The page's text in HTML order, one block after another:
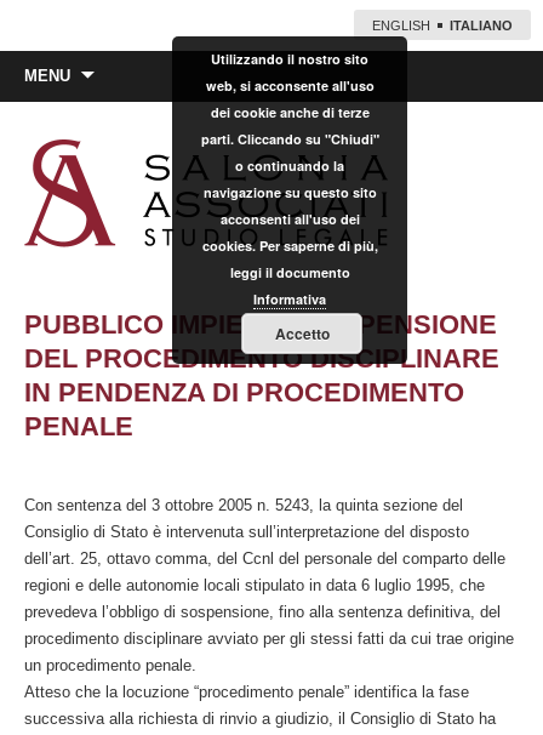
ENGLISH ITALIANO
MENU
PUBBLICO IMPIEGO: SOSPENSIONE
DEL PROCEDIMENTO DISCIPLINARE
IN PENDENZA DI PROCEDIMENTO
PENALE
Con sentenza del 3 ottobre 2005 n. 5243, la quinta sezione del
Consiglio di Stato è intervenuta sull’interpretazione del disposto
dell’art. 25, ottavo comma, del Ccnl del personale del comparto delle
regioni e delle autonomie locali stipulato in data 6 luglio 1995, che
prevedeva l’obbligo di sospensione, fino alla sentenza definitiva, del
procedimento disciplinare avviato per gli stessi fatti da cui trae origine
un procedimento penale.
Atteso che la locuzione “procedimento penale” identifica la fase
successiva alla richiesta di rinvio a giudizio, il Consiglio di Stato ha
Utilizzando il nostro sito
web, si acconsente all'uso
dei cookie anche di terze
parti. Cliccando su "Chiudi"
o continuando la
navigazione su questo sito
acconsenti all'uso dei
cookies. Per saperne di più,
leggi il documento
Informativa
Accetto